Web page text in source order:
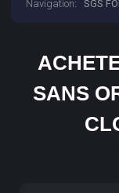
Navigation:SGS
SANS